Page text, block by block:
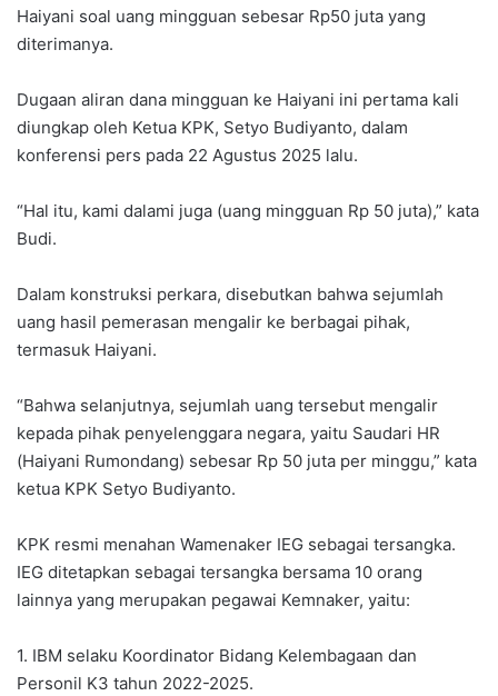
Haiyani soal uang mingguan sebesar Rp50 juta yang
diterimanya.
Dugaan aliran dana mingguan ke Haiyani ini pertama kali
diungkap oleh Ketua KPK, Setyo Budiyanto, dalam
konferensi pers pada 22 Agustus 2025 lalu.
“Hal itu, kami dalami juga (uang mingguan Rp 50 juta),” kata
Budi.
Dalam konstruksi perkara, disebutkan bahwa sejumlah
uang hasil pemerasan mengalir ke berbagai pihak,
termasuk Haiyani.
“Bahwa selanjutnya, sejumlah uang tersebut mengalir
kepada pihak penyelenggara negara, yaitu Saudari HR
(Haiyani Rumondang) sebesar Rp 50 juta per minggu,” kata
ketua KPK Setyo Budiyanto.
KPK resmi menahan Wamenaker IEG sebagai tersangka.
IEG ditetapkan sebagai tersangka bersama 10 orang
lainnya yang merupakan pegawai Kemnaker, yaitu:
1. IBM selaku Koordinator Bidang Kelembagaan dan
Personil K3 tahun 2022-2025.